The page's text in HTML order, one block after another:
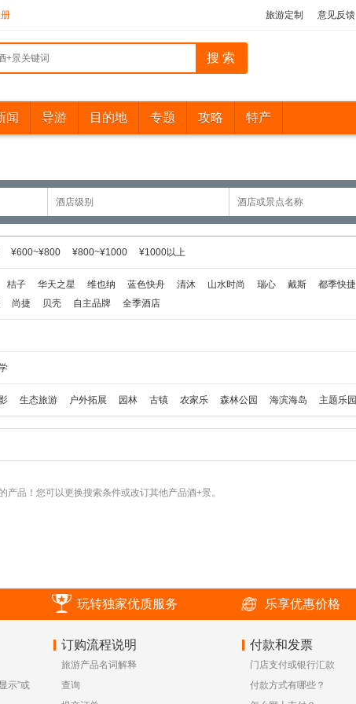
旅游定制 意见反馈
闻 导游 目的地 专题 攻略 特产
¥600~¥800 ¥800~¥1000 ¥1000以上
桔子 华天之星 维也纳 蓝色快舟 清沐 山水时尚 瑞心 戴斯 都季快捷
尚捷 贝壳 自主品牌 全季酒店
生态旅游 户外拓展 园林 古镇 农家乐 森林公园 海滨海岛 主题乐园
产品！您可以更换搜索条件或改订其他产品酒+景。
玩转独家优质服务 乐享优惠价格
示”或
订购流程说明
旅游产品名词解释
查询
付款和发票
门店支付或银行汇款
付款方式有哪些？